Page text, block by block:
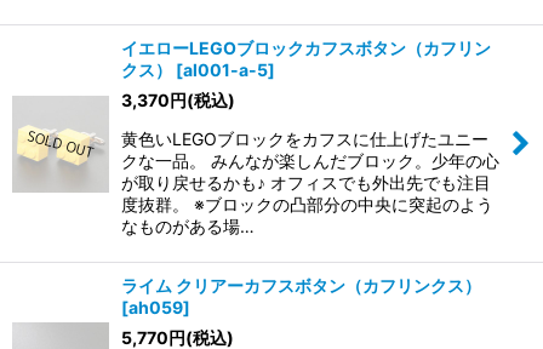
イエローLEGOブロックカフスボタン（カフリン
クス）
[al001-a-5]
3,370円(税込)
黄色いLEGOブロックをカフスに仕上げたユニー
クな一品。 みんなが楽しんだブロック。少年の心
が取り戻せるかも♪ オフィスでも外出先でも注目
度抜群。 ※ブロックの凸部分の中央に突起のよう
なものがある場…
ライム クリアーカフスボタン（カフリンクス）
[ah059]
5,770円(税込)